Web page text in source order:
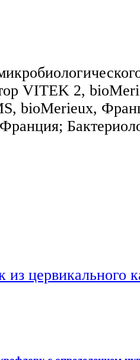
VITEK 2,
bioMerieux,
из цервикального